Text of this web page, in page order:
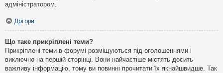
адміністратором.
Догори
Що таке прикріплені теми?
Прикріплені теми в форумі розміщуються під оголошеннями і
виключно на першій сторінці. Вони найчастіше містять досить
важливу інформацію, тому ви повинні прочитати їх якнайшвидше. Так